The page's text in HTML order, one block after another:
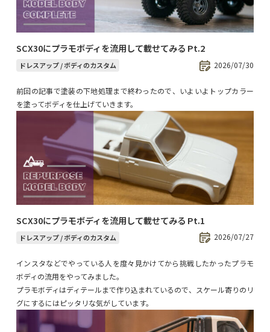
SCX30にプラモボディを流用して載せてみる Pt.2
ドレスアップ / ボディのカスタム 2026/07/30
前回の記事で塗装の下地処理まで終わったので、いよいよトップカラー
を塗ってボディを仕上げていきます。
SCX30にプラモボディを流用して載せてみる Pt.1
ドレスアップ / ボディのカスタム 2026/07/27
インスタなどでやっている人を度々見かけてから挑戦したかったプラモ
ボディの流用をやってみました。
プラモボディはディテールまで作り込まれているので、スケール寄りのリ
グにするにはピッタリな気がしています。